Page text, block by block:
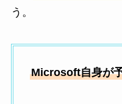
う。
Microsoft自身が